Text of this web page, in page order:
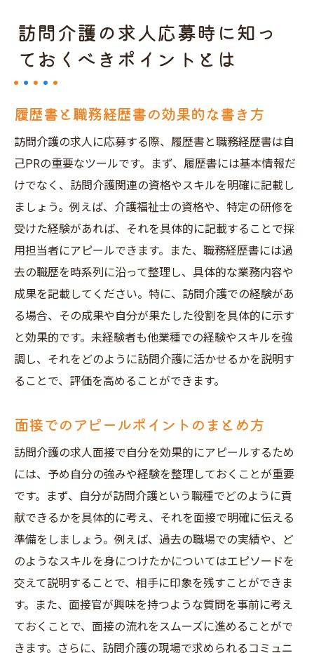
訪問介護の求人応募時に知っ
ておくべきポイントとは
履歴書と職務経歴書の効果的な書き方
訪問介護の求人に応募する際、履歴書と職務経歴書は自
己PRの重要なツールです。まず、履歴書には基本情報だ
けでなく、訪問介護関連の資格やスキルを明確に記載し
ましょう。例えば、介護福祉士の資格や、特定の研修を
受けた経験があれば、それを具体的に記載することで採
用担当者にアピールできます。また、職務経歴書には過
去の職歴を時系列に沿って整理し、具体的な業務内容や
成果を記載してください。特に、訪問介護での経験があ
る場合、その成果や自分が果たした役割を具体的に示す
と効果的です。未経験者も他業種での経験やスキルを強
調し、それをどのように訪問介護に活かせるかを説明す
ることで、評価を高めることができます。
面接でのアピールポイントのまとめ方
訪問介護の求人面接で自分を効果的にアピールするため
には、予め自分の強みや経験を整理しておくことが重要
です。まず、自分が訪問介護という職種でどのように貢
献できるかを具体的に考え、それを面接で明確に伝える
準備をしましょう。例えば、過去の職場での実績や、ど
のようなスキルを身につけたかについてはエピソードを
交えて説明することで、相手に印象を残すことができま
す。また、面接官が興味を持つような質問を事前に考え
ておくことで、面接の流れをスムーズに進めることがで
きます。さらに、訪問介護の現場で求められるコミュニ